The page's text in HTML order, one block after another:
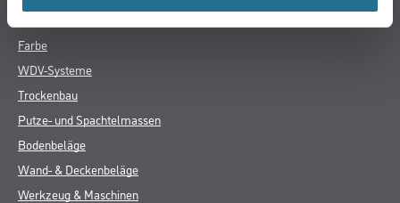
Online-Shop
Farbe
WDV-Systeme
Trockenbau
Putze- und Spachtelmassen
Bodenbeläge
Wand- & Deckenbeläge
Werkzeug & Maschinen